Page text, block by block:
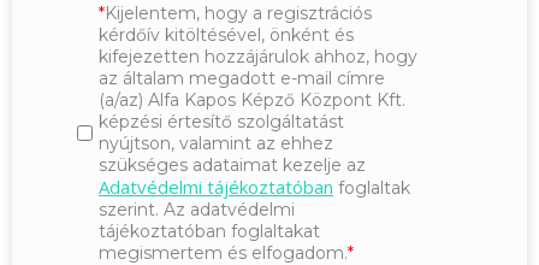
Kijelentem, hogy a regisztrációs
kérdőív kitöltésével, önként és
kifejezetten hozzájárulok ahhoz, hogy
az általam megadott e-mail címre
(a/az) Alfa Kapos Képző Központ Kft.
képzési értesítő szolgáltatást
nyújtson, valamint az ehhez
szükséges adataimat kezelje az
Adatvédelmi tájékoztatóban foglaltak
szerint. Az adatvédelmi
tájékoztatóban foglaltakat
megismertem és elfogadom.